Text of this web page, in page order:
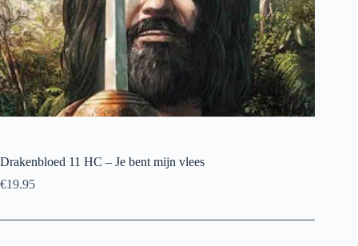
Drakenbloed 11 HC – Je bent mijn vlees
€19.95